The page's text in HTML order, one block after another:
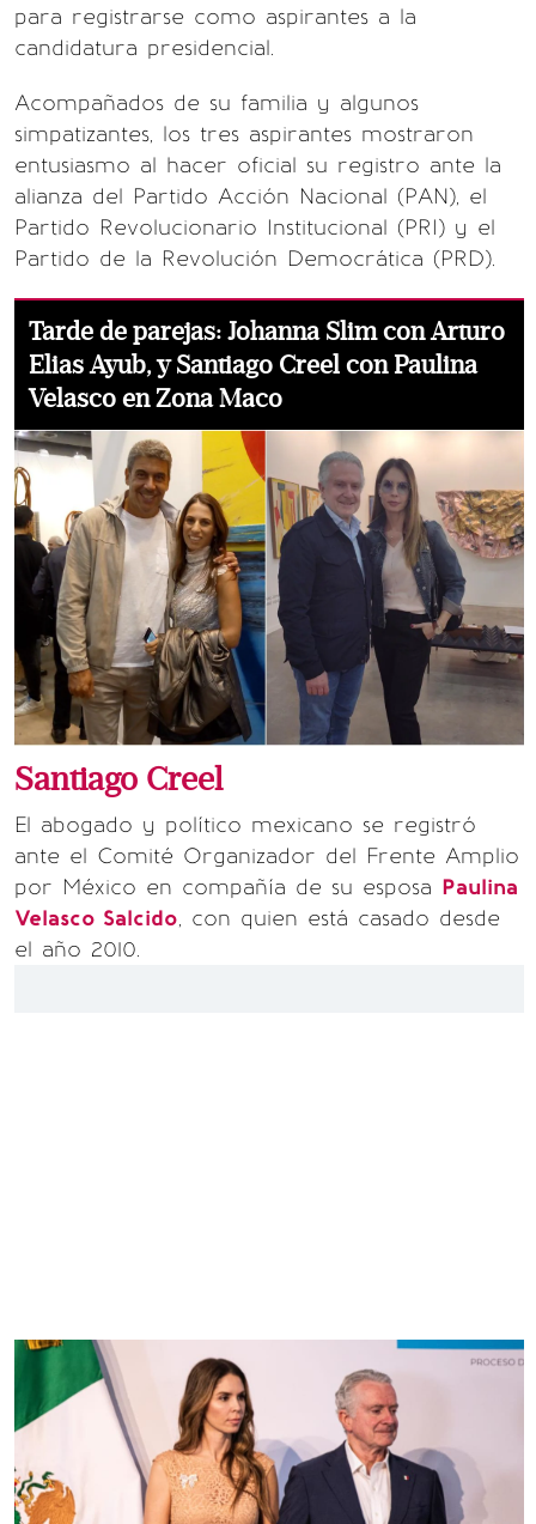
para registrarse como aspirantes a la
candidatura presidencial.
Acompañados de su familia y algunos
simpatizantes, los tres aspirantes mostraron
entusiasmo al hacer oficial su registro ante la
alianza del Partido Acción Nacional (PAN), el
Partido Revolucionario Institucional (PRI) y el
Partido de la Revolución Democrática (PRD).
Tarde de parejas: Johanna Slim con Arturo
Elias Ayub, y Santiago Creel con Paulina
Velasco en Zona Maco
Santiago Creel
El abogado y político mexicano se registró
ante el Comité Organizador del Frente Amplio
por México en compañía de su esposa Paulina
Velasco Salcido, con quien está casado desde
el año 2010.